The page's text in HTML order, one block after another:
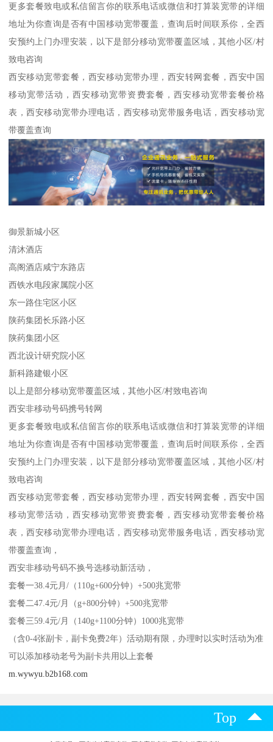
更多套餐致电或私信留言你的联系电话或微信和打算装宽带的详细
地址为你查询是否有中国移动宽带覆盖，查询后时间联系你，全西
安预约上门办理安装，以下是部分移动宽带覆盖区域，其他小区/村
致电咨询
西安移动宽带套餐，西安移动宽带办理，西安转网套餐，西安中国
移动宽带活动，西安移动宽带资费套餐，西安移动宽带套餐价格
表，西安移动宽带办理电话，西安移动宽带服务电话，西安移动宽
带覆盖查询
御景新城小区
清沐酒店
高阁酒店咸宁东路店
西铁水电段家属院小区
东一路住宅区小区
陕药集团长乐路小区
陕药集团小区
西北设计研究院小区
新科路建银小区
以上是部分移动宽带覆盖区域，其他小区/村致电咨询
西安非移动号码携号转网
更多套餐致电或私信留言你的联系电话或微信和打算装宽带的详细
地址为你查询是否有中国移动宽带覆盖，查询后时间联系你，全西
安预约上门办理安装，以下是部分移动宽带覆盖区域，其他小区/村
致电咨询
西安移动宽带套餐，西安移动宽带办理，西安转网套餐，西安中国
移动宽带活动，西安移动宽带资费套餐，西安移动宽带套餐价格
表，西安移动宽带办理电话，西安移动宽带服务电话，西安移动宽
带覆盖查询，
西安非移动号码不换号选移动新活动，
套餐一38.4元月/（110g+600分钟）+500兆宽带
套餐二47.4元/月（g+800分钟）+500兆宽带
套餐三59.4元/月（140g+1100分钟）1000兆宽带
（含0-4张副卡，副卡免费2年）活动期有限，办理时以实时活动为准
可以添加移动老号为副卡共用以上套餐
m.wywyu.b2b168.com
Top